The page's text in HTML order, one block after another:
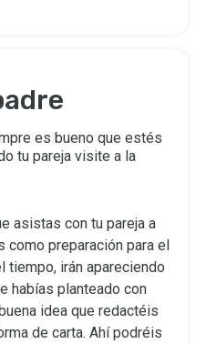
es bueno que estés
tu pareja visite a la
asistas con tu pareja a
como preparación para el
tiempo, irán apareciendo
habías planteado con
idea que redactéis
de carta. Ahí podréis